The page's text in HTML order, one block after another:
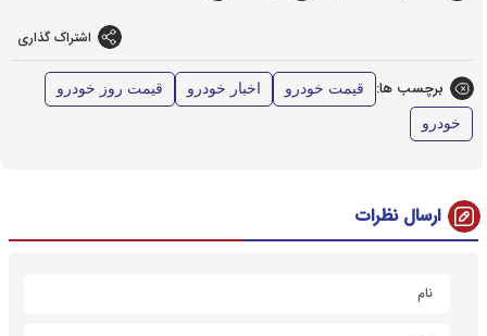
اشتراک گذاری
برچسب ها: قیمت خودرو اخبار خودرو قیمت روز خودرو
خودرو
ارسال نظرات